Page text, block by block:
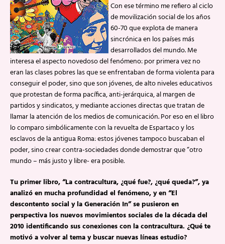
Con ese término me refiero al ciclo
de movilización social de los años
60-70 que explota de manera
sincrónica en los países más
desarrollados del mundo. Me
interesa el aspecto novedoso del fenómeno: por primera vez no
eran las clases pobres las que se enfrentaban de forma violenta para
conseguir el poder, sino que son jóvenes, de alto niveles educativos
que protestan de forma pacífica, anti-jerárquica, al margen de
partidos y sindicatos, y mediante acciones directas que tratan de
llamar la atención de los medios de comunicación. Por eso en el libro
lo comparo simbólicamente con la revuelta de Espartaco y los
esclavos de la antigua Roma: estos jóvenes tampoco buscaban el
poder, sino crear contra-sociedades donde demostrar que “otro
mundo – más justo y libre- era posible.
Tu primer libro, “La contracultura, ¿qué fue?, ¿qué queda?”, ya
analizó en mucha profundidad el fenómeno, y en “El
descontento social y la Generación In” se pusieron en
perspectiva los nuevos movimientos sociales de la década del
2010 identificando sus conexiones con la contracultura. ¿Qué te
motivó a volver al tema y buscar nuevas líneas estudio?